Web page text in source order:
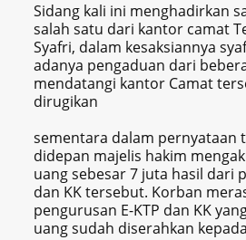
Sidang kali ini menghadirkan
salah satu dari kantor camat
Syafri, dalam kesaksiannya
adanya pengaduan dari
mendatangi kantor Camat
dirugikan
sementara dalam pernyataan
didepan majelis hakim
uang sebesar 7 juta hasil dari
dan KK tersebut. Korban
pengurusan E-KTP dan KK
uang sudah diserahkan